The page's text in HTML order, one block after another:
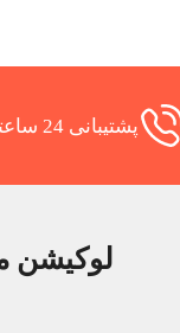
پشتیبانی 24 ساعته
لوکیشن